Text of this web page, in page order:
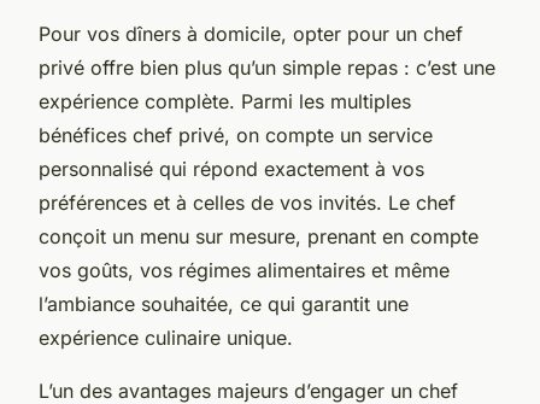
Pour vos dîners à domicile, opter pour un chef
privé offre bien plus qu’un simple repas : c’est une
expérience complète. Parmi les multiples
bénéfices chef privé, on compte un service
personnalisé qui répond exactement à vos
préférences et à celles de vos invités. Le chef
conçoit un menu sur mesure, prenant en compte
vos goûts, vos régimes alimentaires et même
l’ambiance souhaitée, ce qui garantit une
expérience culinaire unique.
L’un des avantages majeurs d’engager un chef